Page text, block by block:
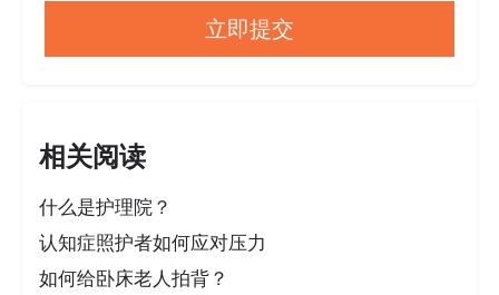
相关阅读
什么是护理院？
认知症照护者如何应对压力
如何给卧床老人拍背？